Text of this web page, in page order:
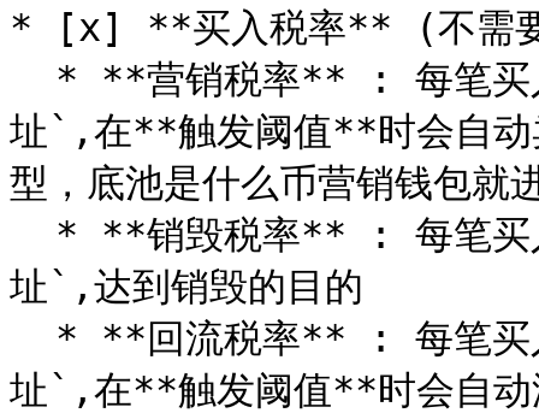
* [x] **买入税率** (不需要
址`,在**触发阈值**时会自动
型，底池是什么币营销钱包
址`,达到销毁的目的
址`,在**触发阈值**时会自动